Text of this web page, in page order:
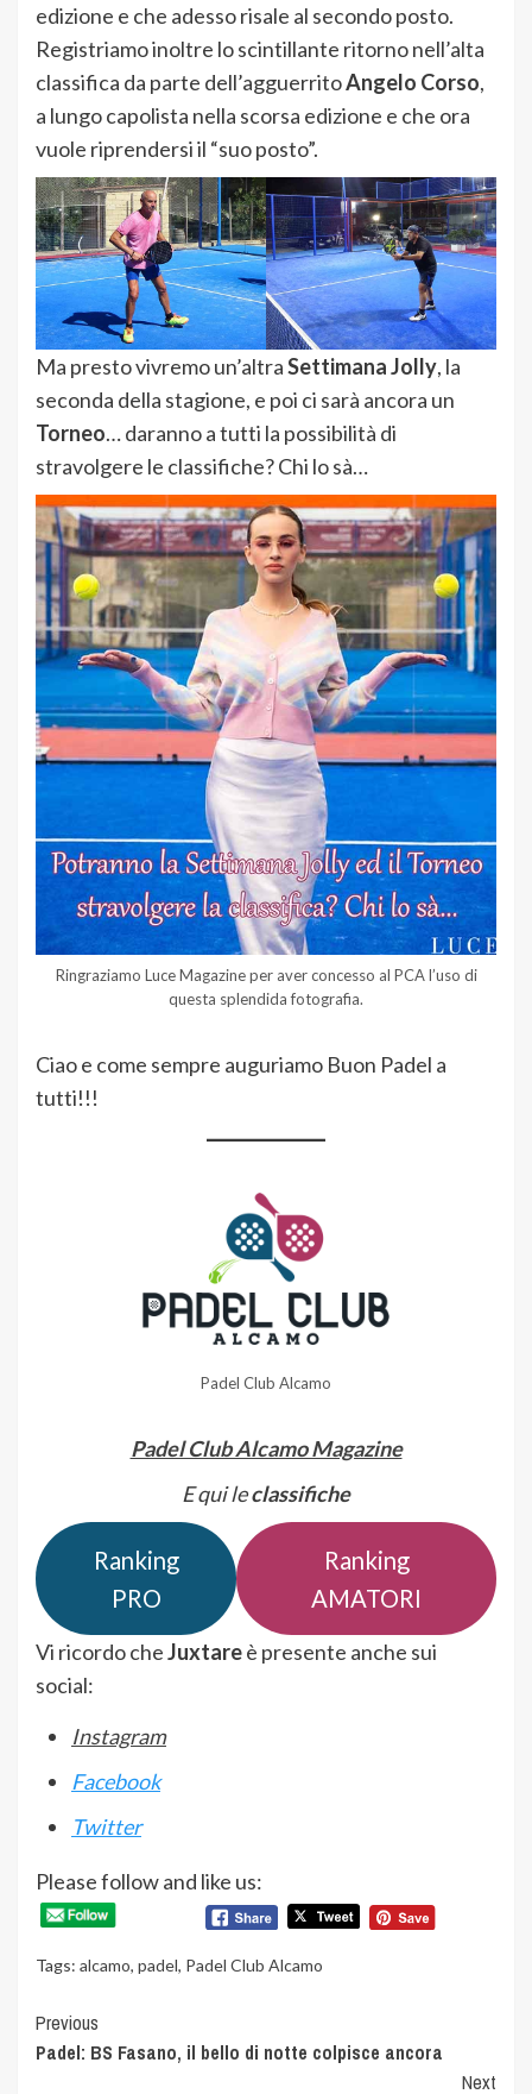
edizione e che adesso risale al secondo posto.
Registriamo inoltre lo scintillante ritorno nell’alta
classifica da parte dell’agguerritoAngelo Corso,
a lungo capolista nella scorsa edizione e che ora
vuole riprendersi il “suo posto”.
Ma presto vivremo un’altraSettimana Jolly, la
seconda della stagione, e poi ci sarà ancora un
Torneo… daranno a tutti la possibilità di
stravolgere le classifiche? Chi lo sà…
Ringraziamo Luce Magazine per aver concesso al PCA l’uso di
questa splendida fotografia.
Ciao e come sempre auguriamo Buon Padel a
tutti!!!
Padel Club Alcamo
Padel Club Alcamo Magazine
E qui leclassifiche
Ranking
PRO
Ranking
AMATORI
Vi ricordo cheJuxtareè presente anche sui
social:
Instagram
Facebook
Twitter
Please follow and like us:
Tags: alcamo, padel, Padel Club Alcamo
Continue
Reading
Previous
Padel: BS Fasano, il bello di notte colpisce ancora
Next